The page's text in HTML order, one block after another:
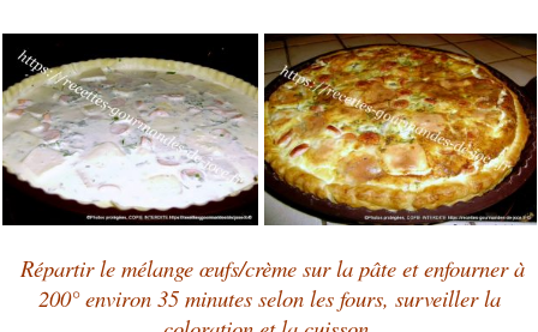
Répartir le mélange œufs/crème sur la pâte et enfourner à
200° environ 35 minutes selon les fours, surveiller la